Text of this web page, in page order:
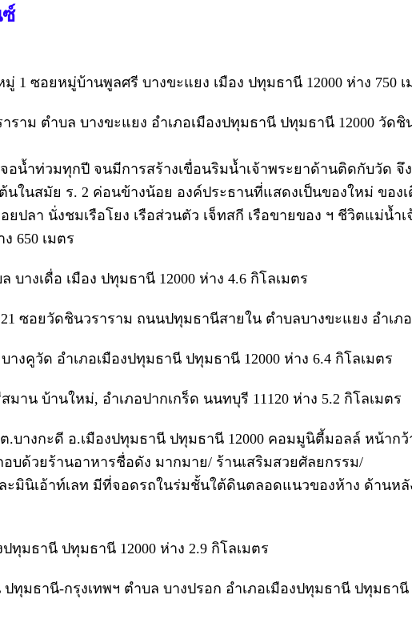
ซ์
ซอยหมู่บ้านพูลศรี บางขะแยง เมือง ปทุมธานี 12000 ห่าง 750 เ
าม ตำบล บางขะแยง อำเภอเมืองปทุมธานี ปทุมธานี 12000 วัด
อน้ำท่วมทุกปี จนมีการสร้างเขื่อนริมน้ำเจ้าพระยาด้านติดกับวัด
นในสมัย ร. 2 ค่อนข้างน้อย องค์ประธานที่แสดงเป็นของใหม่ ของ
ปลา นั่งชมเรือโยง เรือส่วนตัว เจ็ทสกี เรือขายของ ฯ ชีวิตแม่น้ำเ
650 เมตร
บางเดื่อ เมือง ปทุมธานี 12000 ห่าง 4.6 กิโลเมตร
ซอยวัดชินวราราม ถนนปทุมธานีสายใน ตำบลบางขะแยง อำเภอ
คูวัด อำเภอเมืองปทุมธานี ปทุมธานี 12000 ห่าง 6.4 กิโลเมตร
าน บ้านใหม่, อำเภอปากเกร็ด นนทบุรี 11120 ห่าง 5.2 กิโลเมตร
.บางกะดี อ.เมืองปทุมธานี ปทุมธานี 12000 คอมมูนิตี้มอลล์ หน้า
บด้วยร้านอาหารชื่อดัง มากมาย/ ร้านเสริมสวยศัลยกรรม/
มินิเอ้าท์เลท มีที่จอดรถในร่มชั้นใต้ดินตลอดแนวของห้าง ด้านห
ทุมธานี ปทุมธานี 12000 ห่าง 2.9 กิโลเมตร
ทุมธานี-กรุงเทพฯ ตำบล บางปรอก อำเภอเมืองปทุมธานี ปทุมธานี